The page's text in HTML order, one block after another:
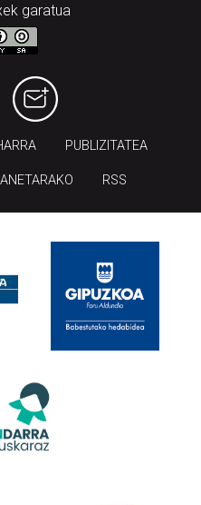
garatua
PUBLIZITATEA
RSS